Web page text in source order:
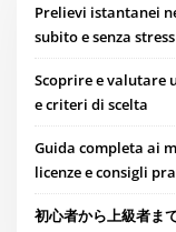
Prelievi istantanei
subito e senza stress
Scoprire e valutare
e criteri di scelta
Guida completa ai
licenze e consigli
初心者から上級者ま